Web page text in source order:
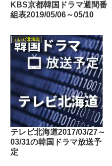
KBS京都韓国ドラマ週間番
組表2019/05/06～05/10
テレビ北海道
テレビ北海道2017/03/27～
03/31の韓国ドラマ放送予
定